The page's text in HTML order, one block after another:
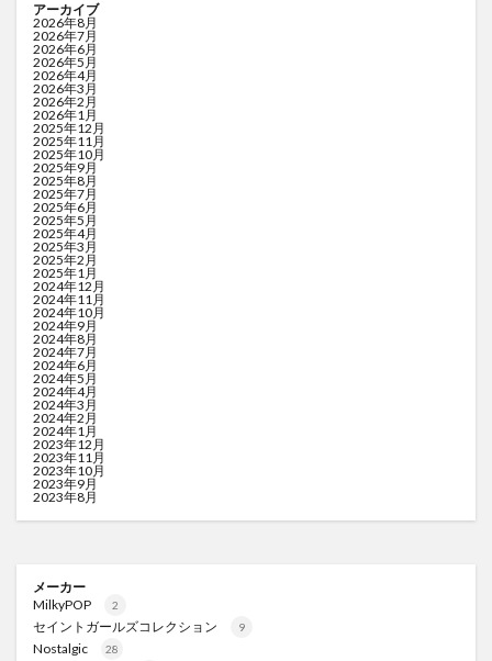
アーカイブ
2026年8月
2026年7月
2026年6月
2026年5月
2026年4月
2026年3月
2026年2月
2026年1月
2025年12月
2025年11月
2025年10月
2025年9月
2025年8月
2025年7月
2025年6月
2025年5月
2025年4月
2025年3月
2025年2月
2025年1月
2024年12月
2024年11月
2024年10月
2024年9月
2024年8月
2024年7月
2024年6月
2024年5月
2024年4月
2024年3月
2024年2月
2024年1月
2023年12月
2023年11月
2023年10月
2023年9月
2023年8月
メーカー
MilkyPOP
2
セイントガールズコレクション 9
Nostalgic 28